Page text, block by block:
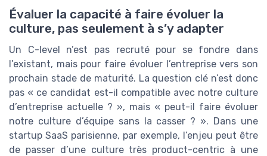
Évaluer la capacité à faire évoluer la
culture, pas seulement à s’y adapter
Un C-level n’est pas recruté pour se fondre dans
l’existant, mais pour faire évoluer l’entreprise vers son
prochain stade de maturité. La question clé n’est donc
pas « ce candidat est-il compatible avec notre culture
d’entreprise actuelle ? », mais « peut-il faire évoluer
notre culture d’équipe sans la casser ? ». Dans une
startup SaaS parisienne, par exemple, l’enjeu peut être
de passer d’une culture très product-centric à une